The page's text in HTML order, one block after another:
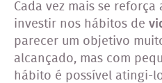
Cada vez mais se
investir nos hábitos de
parecer um objetivo
alcançado, mas com
hábito é possível atingi-